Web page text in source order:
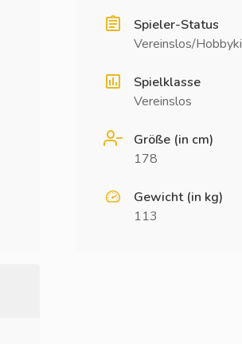
Spieler-Status
Vereinslos/
Spielklasse
Vereinslos
Größe (in cm)
178
Gewicht (in kg)
113